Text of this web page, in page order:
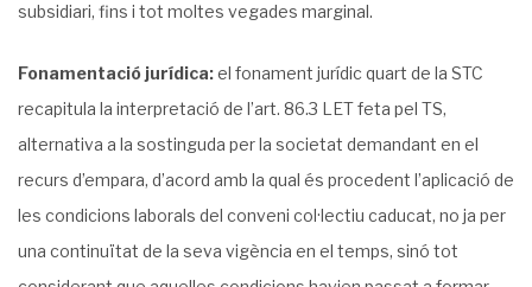
subsidiari, fins i tot moltes vegades marginal.
Fonamentació jurídica:el fonament jurídic quart de la STC
recapitula la interpretació de l’art. 86.3 LET feta pel TS,
alternativa a la sostinguda per la societat demandant en el
recurs d’empara, d’acord amb la qual és procedent l’aplicació de
les condicions laborals del conveni col·lectiu caducat, no ja per
una continuïtat de la seva vigència en el temps, sinó tot